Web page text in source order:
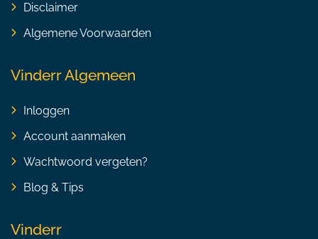
Disclaimer
Algemene Voorwaarden
Vinderr Algemeen
Inloggen
Account aanmaken
Wachtwoord vergeten?
Blog & Tips
Vinderr